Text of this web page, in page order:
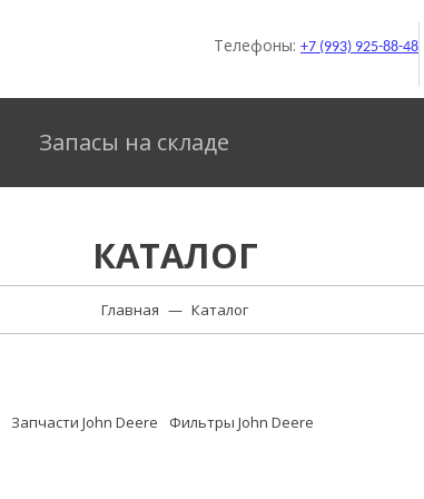
Телефоны: +7 (993) 925-88-48
Запасы на складе
КАТАЛОГ
Главная — Каталог
Запчасти John Deere Фильтры John Deere